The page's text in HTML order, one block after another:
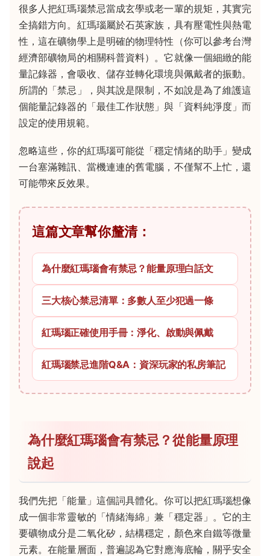
很多人把紅瑪瑙禁忌當成玄學或老一輩的規矩，其實完
全搞錯方向。紅瑪瑙屬於石英家族，具有壓電性與熱電
性，這在礦物學上是明確的物理特性（你可以參考台灣
經濟部礦物局的相關科普資料）。它就像一個細緻的能
量記錄器，會吸收、儲存並轉化環境與佩戴者的振動。
所謂的「禁忌」，與其說是限制，不如說是為了維護這
個能量記錄器的「最佳工作狀態」與「資料純淨度」而
設定的使用規範。
忽略這些，你的紅瑪瑙可能從「穩定情緒的助手」變成
一台塞滿雜訊、當機連連的舊電腦，不僅幫不上忙，還
可能帶來反效果。
這篇文章幫你釐清：
為什麼紅瑪瑙會有禁忌？能量原理白話文
三大核心禁忌清單：多數人至少犯過一條
紅瑪瑙正確使用手冊：淨化、啟動與佩戴
紅瑪瑙禁忌進階Q&A：資深玩家的私房筆記
為什麼紅瑪瑙會有禁忌？從能量原理
說起
我們先把「能量」這個詞具體化。你可以把紅瑪瑙想像
成一個非常靈敏的「情緒海綿」兼「穩定器」。它的主
要礦物成分是二氧化矽，結構穩定，顏色來自鐵等微量
元素。在能量層面，普遍認為它對應海底輪，關乎安全